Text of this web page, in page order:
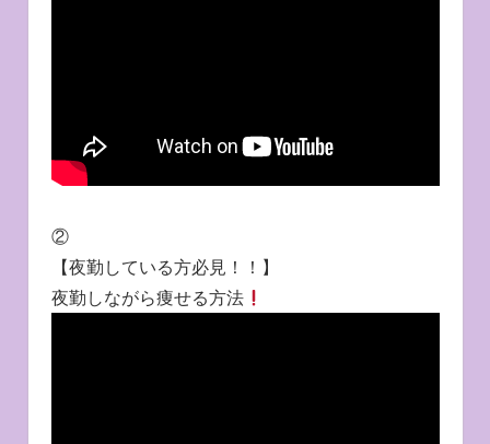
②
【夜勤している方必見！！】
夜勤しながら痩せる方法